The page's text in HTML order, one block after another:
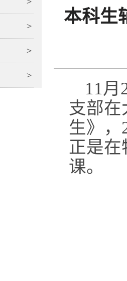
本科生
11 月
支部在
生》，
正是
课。